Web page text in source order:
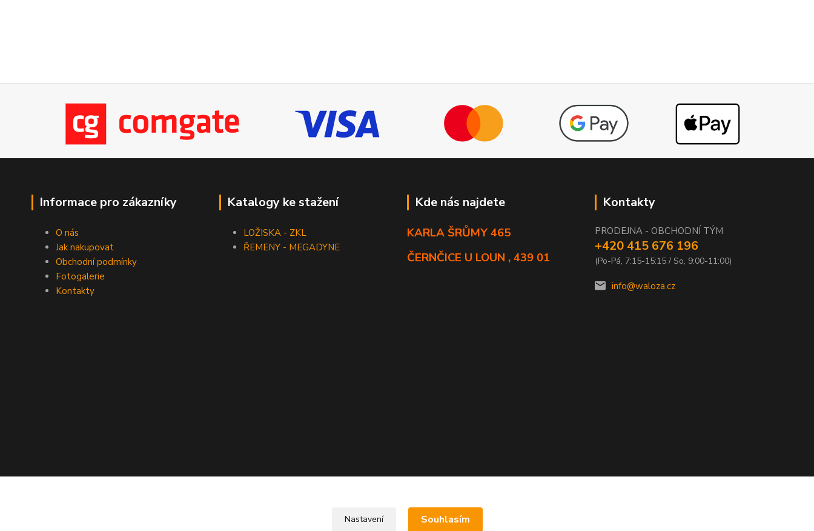
Informace pro zákazníky
O nás
Jak nakupovat
Obchodní podmínky
Fotogalerie
Kontakty
Katalogy ke stažení
LOŽISKA - ZKL
ŘEMENY - MEGADYNE
Kde nás najdete
KARLA ŠRŮMY 465
ČERNČICE U LOUN , 439 01
Kontakty
PRODEJNA - OBCHODNÍ TÝM
+420 415 676 196
(Po-Pá, 7:15-15:15 / So, 9:00-11:00)
info@waloza.cz
Nastavení Souhlasím